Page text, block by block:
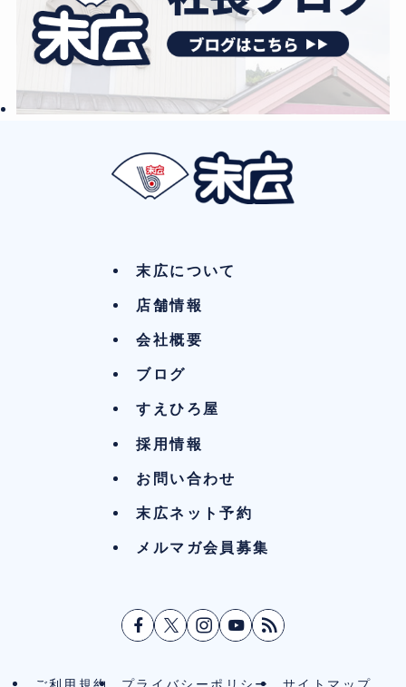
末広について
店舗情報
会社概要
ブログ
すえひろ屋
採用情報
お問い合わせ
末広ネット予約
メルマガ会員募集